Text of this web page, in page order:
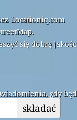
Locationiq.com
się dobrą
gdy
składać